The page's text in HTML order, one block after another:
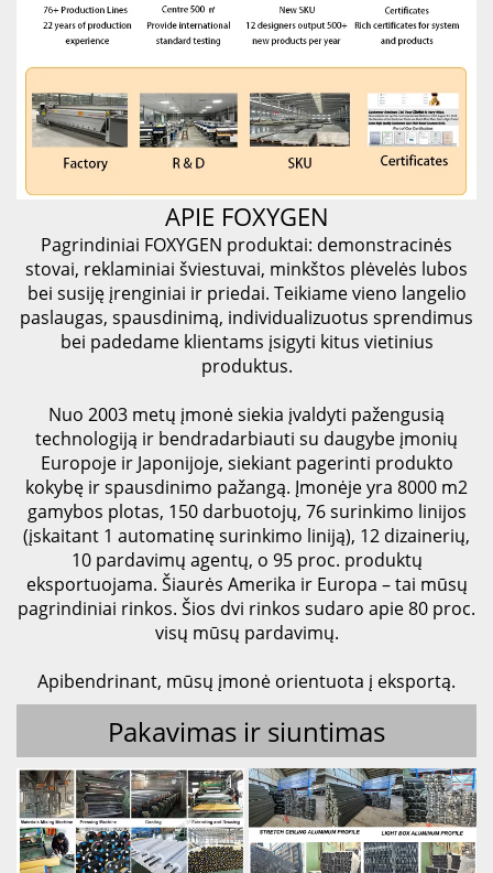
APIE FOXYGEN
Pagrindiniai FOXYGEN produktai: demonstracinės
stovai, reklaminiai šviestuvai, minkštos plėvelės lubos
bei susiję įrenginiai ir priedai. Teikiame vieno langelio
paslaugas, spausdinimą, individualizuotus sprendimus
bei padedame klientams įsigyti kitus vietinius
produktus.
Nuo 2003 metų įmonė siekia įvaldyti pažengusią
technologiją ir bendradarbiauti su daugybe įmonių
Europoje ir Japonijoje, siekiant pagerinti produkto
kokybę ir spausdinimo pažangą. Įmonėje yra 8000 m2
gamybos plotas, 150 darbuotojų, 76 surinkimo linijos
(įskaitant 1 automatinę surinkimo liniją), 12 dizainerių,
10 pardavimų agentų, o 95 proc. produktų
eksportuojama. Šiaurės Amerika ir Europa – tai mūsų
pagrindiniai rinkos. Šios dvi rinkos sudaro apie 80 proc.
visų mūsų pardavimų.
Apibendrinant, mūsų įmonė orientuota į eksportą.
Pakavimas ir siuntimas